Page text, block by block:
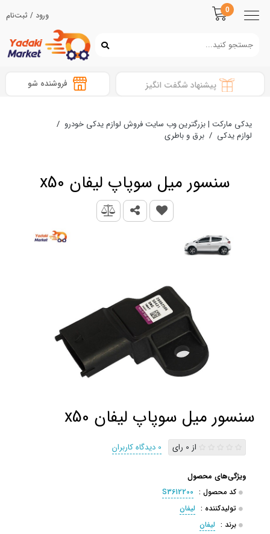
0 ورود / ثبت‌نام
پیشنهاد شگفت انگیز فروشنده شو
یدکی مارکت | بزرگترین وب سایت فروش لوازم یدکی خودرو /
لوازم یدکی / برق و باطری
سنسور میل سوپاپ لیفان x50
سنسور میل سوپاپ لیفان x50
از 0 رای 0 دیدگاه کاربران
ویژگی‌های محصول
کد محصول : S3612200
تولیدکننده : لیفان
برند : لیفان